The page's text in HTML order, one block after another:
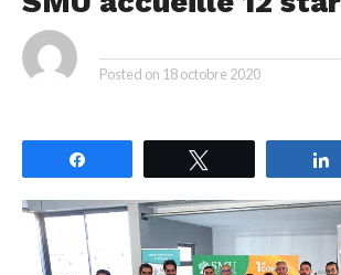
Posted on 18 octobre 2020